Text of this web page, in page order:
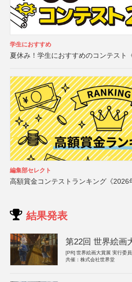
学生におすすめ
夏休み！学生におすすめのコンテスト
編集部セレクト
高額賞金コンテストランキング《2026
結果発表
第22回 世界絵画
[PR] 世界絵画大賞展 実行委
共催：株式会社世界堂